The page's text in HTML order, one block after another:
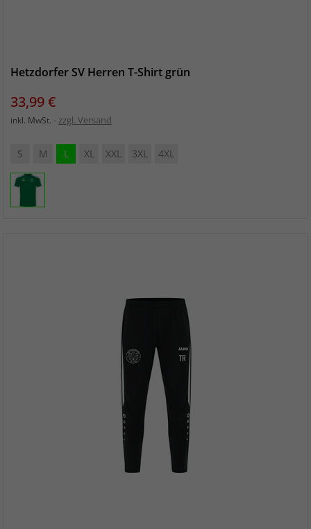
Hetzdorfer SV Herren T-Shirt grün
Preis
33,99 €
inkl. MwSt. zzgl. Versand
S M L XL XXL 3XL 4XL